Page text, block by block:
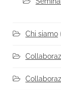
Chi siamo